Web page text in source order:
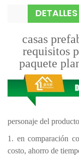
casas
requisitos
paquete
personaje del producto
1. en comparación
costo, ahorro de